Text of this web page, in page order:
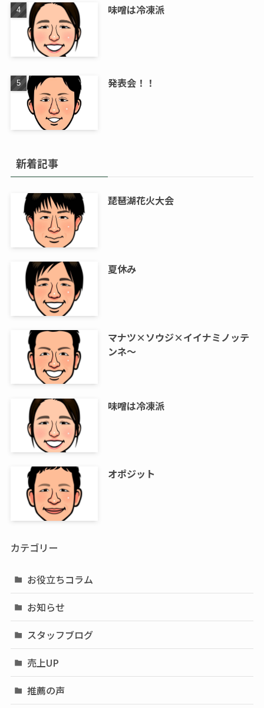
味噌は冷凍派
発表会！！
新着記事
琵琶湖花火大会
夏休み
マナツ×ソウジ×イイナミノッテ
ンネ～
味噌は冷凍派
オポジット
カテゴリー
お役立ちコラム
お知らせ
スタッフブログ
売上UP
推薦の声